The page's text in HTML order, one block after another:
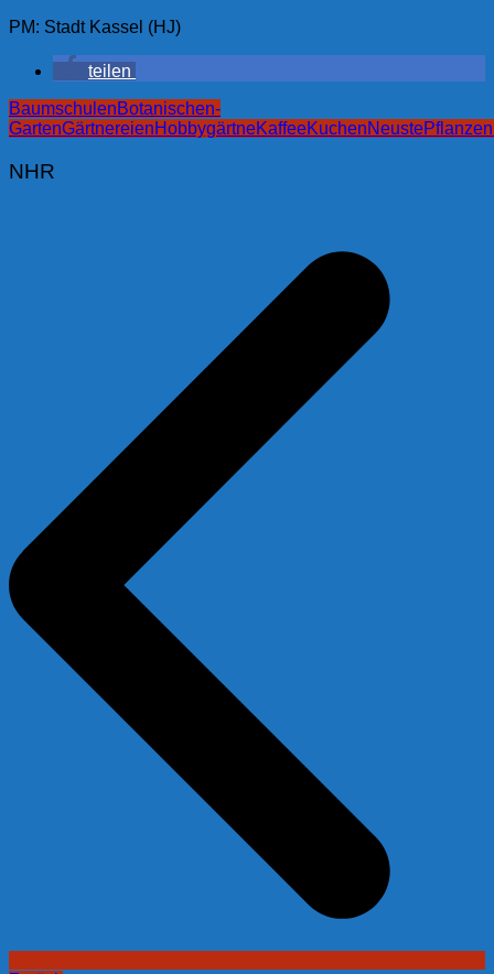
PM: Stadt Kassel (HJ)
teilen
BaumschulenBotanischen-
GartenGärtnereienHobbygärtneKaffeeKuchenNeuste
NHR